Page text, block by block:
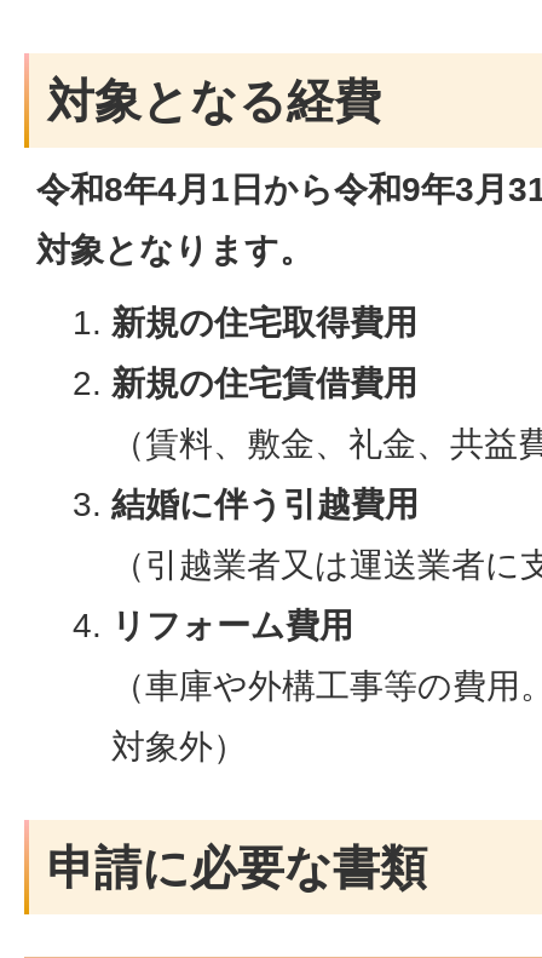
対象となる経費
令和8年4月 1 日から令和9年3月
対象となります。
新規の住宅取得費用
新規の住宅賃借費用
（賃料、敷金、礼金、共益
結婚に伴う引越費用
（引越業者又は運送業者に
リフォーム費用
（車庫や外構工事等の費
対象外）
申請に必要な書類